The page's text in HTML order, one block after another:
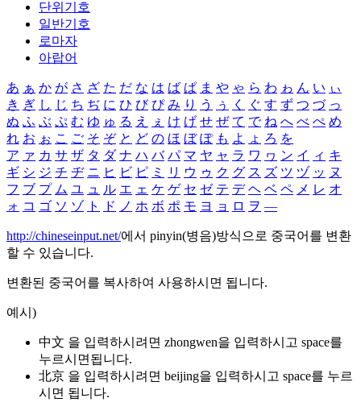
단위기호
일반기호
로마자
아랍어
あ ぁ か が さ ざ た だ な は ば ぱ ま や ゃ ら わ ゎ ん い ぃ
き ぎ し じ ち ぢ に ひ び ぴ み り う ぅ く ぐ す ず つ づ っ
ぬ ふ ぶ ぷ む ゆ ゅ る え ぇ け げ せ ぜ て で ね へ べ ぺ め
れ お ぉ こ ご そ ぞ と ど の ほ ぼ ぽ も よ ょ ろ を
ア ァ カ サ ザ タ ダ ナ ハ バ パ マ ヤ ャ ラ ワ ヮ ン イ ィ キ
ギ シ ジ チ ヂ ニ ヒ ビ ピ ミ リ ウ ゥ ク グ ス ズ ツ ヅ ッ ヌ
フ ブ プ ム ユ ュ ル エ ェ ケ ゲ セ ゼ テ デ ヘ ベ ペ メ レ オ
ォ コ ゴ ソ ゾ ト ド ノ ホ ボ ポ モ ヨ ョ ロ ヲ ―
http://chineseinput.net/에서 pinyin(병음)방식으로 중국어를 변환
할 수 있습니다.
변환된 중국어를 복사하여 사용하시면 됩니다.
예시)
中文 을 입력하시려면 zhongwen을 입력하시고 space를
누르시면됩니다.
北京 을 입력하시려면 beijing을 입력하시고 space를 누르
시면 됩니다.